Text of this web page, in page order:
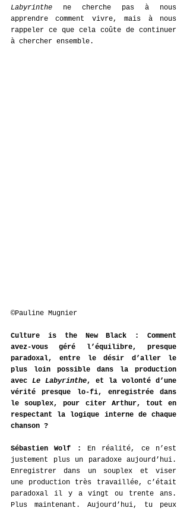
Labyrinthe ne cherche pas à nous
apprendre comment vivre, mais à nous
rappeler ce que cela coûte de continuer
à chercher ensemble.
©Pauline Mugnier
Culture is the New Black : Comment
avez-vous géré l’équilibre, presque
paradoxal, entre le désir d’aller le
plus loin possible dans la production
avec Le Labyrinthe, et la volonté d’une
vérité presque lo-fi, enregistrée dans
le souplex, pour citer Arthur, tout en
respectant la logique interne de chaque
chanson ?
Sébastien Wolf : En réalité, ce n’est
justement plus un paradoxe aujourd’hui.
Enregistrer dans un souplex et viser
une production très travaillée, c’était
paradoxal il y a vingt ou trente ans.
Plus maintenant. Aujourd’hui, tu peux